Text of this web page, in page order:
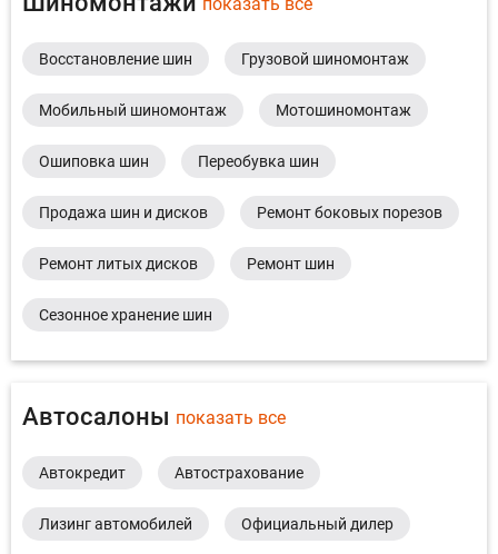
Восстановление шин Грузовой шиномонтаж
Мобильный шиномонтаж Мотошиномонтаж
Ошиповка шин Переобувка шин
Продажа шин и дисков Ремонт боковых порезов
Ремонт литых дисков Ремонт шин
Сезонное хранение шин
Автосалоны показать все
Автокредит Автострахование
Лизинг автомобилей Официальный дилер